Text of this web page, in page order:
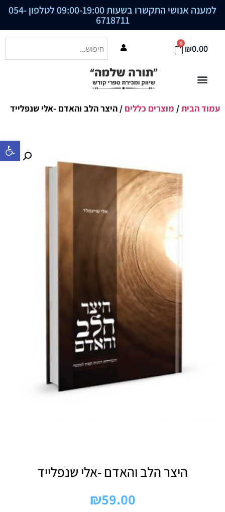
פתח סרגל
למענה אנושי התקשרו בשעות 09:00-19:00 לטלפון 054-
6718711
₪0.00
0
עמוד הבית/ מוצרים כללים / היצר הלב והאדם -אלי שנפלייד
היצר הלב והאדם -אלי שנפלייד
₪59.00